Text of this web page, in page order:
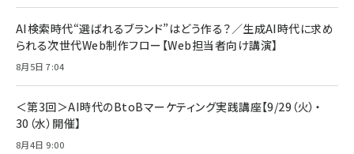
Amazonランキングをもっと見る
ケーブル Anker絡まないケーブル 240W 結束バン
ド付き USB PD対応 シリコン素材採用 iPhone
17 / 16 / 15 / Galaxy iPad Pro MacBook
Pro/Air 各種対応 (1.8m ミッドナイトブラック)
￥1,890
￥4,857
AI検索時代“選ばれるブランド”はどう作る？／生成AI時代に求め
られる次世代Web制作フロー【Web担当者向け講演】
8月5日 7:04
＜第3回＞AI時代のBtoBマーケティング実践講座【9/29（火）・
30（水）開催】
8月4日 9:00